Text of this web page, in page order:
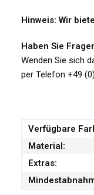
Hinweis: Wir
Haben Sie
Wenden Sie sich
per Telefon +49
Verfügbare
Material:
Extras: